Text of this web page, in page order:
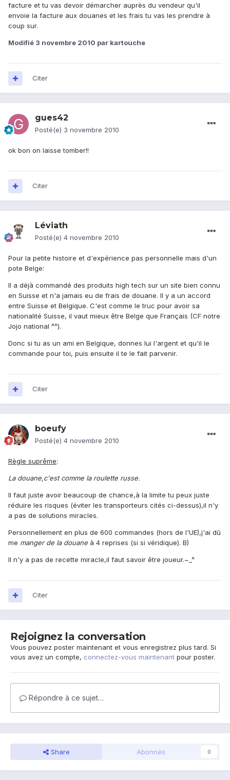
facture et tu vas devoir démarcher auprès du vendeur qu'il
envoie la facture aux douanes et les frais tu vas les prendre à
coup sur.
Modifié 3 novembre 2010 par kartouche
Citer
gues42
Posté(e) 3 novembre 2010
ok bon on laisse tomber!!
Citer
Léviath
Posté(e) 4 novembre 2010
Pour la petite histoire et d'expérience pas personnelle mais d'un
pote Belge:
Il a déjà commandé des produits high tech sur un site bien connu
en Suisse et n'a jamais eu de frais de douane. Il y a un accord
entre Suisse et Belgique. C'est comme le truc pour avoir sa
nationalité Suisse, il vaut mieux être Belge que Français (CF notre
Jojo national ^^).
Donc si tu as un ami en Belgique, donnes lui l'argent et qu'il le
commande pour toi, puis ensuite il te le fait parvenir.
Citer
boeufy
Posté(e) 4 novembre 2010
Règle suprême:
La douane,c'est comme la roulette russe.
Il faut juste avoir beaucoup de chance,à la limite tu peux juste
réduire les risques (éviter les transporteurs cités ci-dessus),il n'y
a pas de solutions miracles.
Personnellement en plus de 600 commandes (hors de l'UE),j'ai dû
me manger de la douane à 4 reprises (si si véridique). B)
Il n'y a pas de recette miracle,il faut savoir être joueur.~_^
Citer
Rejoignez la conversation
Vous pouvez poster maintenant et vous enregistrez plus tard. Si
vous avez un compte, connectez-vous maintenant pour poster.
Répondre à ce sujet…
Share Abonnés 0